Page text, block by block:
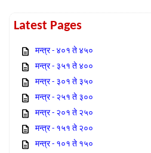
Latest Pages
मन्त्र - ४०१ ते ४५०
मन्त्र - ३५१ ते ४००
मन्त्र - ३०१ ते ३५०
मन्त्र - २५१ ते ३००
मन्त्र - २०१ ते २५०
मन्त्र - १५१ ते २००
मन्त्र - १०१ ते १५०